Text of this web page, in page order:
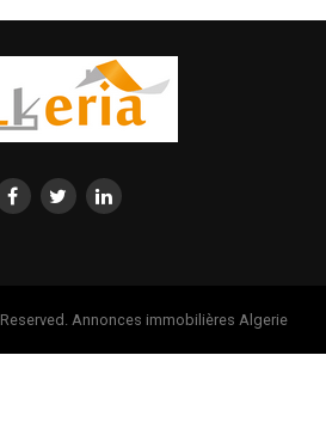
Annonces immobilières Algerie